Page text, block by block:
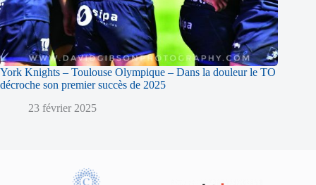
York Knights – Toulouse Olympique – Dans la douleur le TO
décroche son premier succès de 2025
23 février 2025